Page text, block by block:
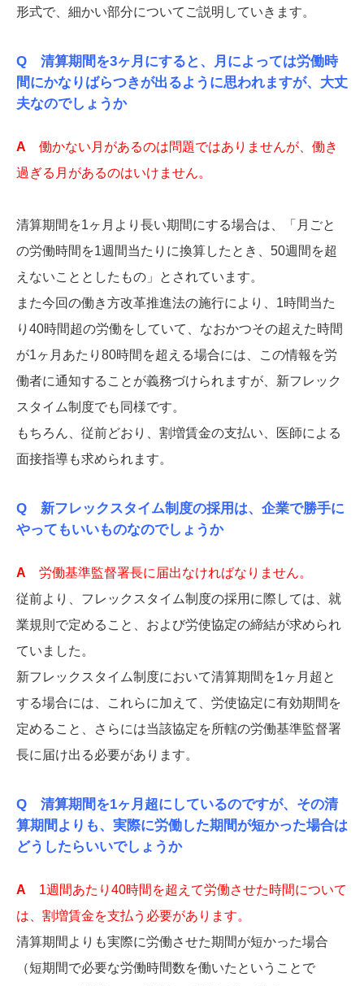
形式で、細かい部分についてご説明していきます。
Q 清算期間を3ヶ月にすると、月によっては労働時
間にかなりばらつきが出るように思われますが、大丈
夫なのでしょうか
A
働かない月があるのは問題ではありませんが、働き
過ぎる月があるのはいけません。
清算期間を1ヶ月より長い期間にする場合は、「月ごと
の労働時間を1週間当たりに換算したとき、50週間を超
えないこととしたもの」とされています。
また今回の働き方改革推進法の施行により、1時間当た
り40時間超の労働をしていて、なおかつその超えた時間
が1ヶ月あたり80時間を超える場合には、この情報を労
働者に通知することが義務づけられますが、新フレック
スタイム制度でも同様です。
もちろん、従前どおり、割増賃金の支払い、医師による
面接指導も求められます。
Q 新フレックスタイム制度の採用は、企業で勝手に
やってもいいものなのでしょうか
A
労働基準監督署長に届出なければなりません。
従前より、フレックスタイム制度の採用に際しては、就
業規則で定めること、および労使協定の締結が求められ
ていました。
新フレックスタイム制度において清算期間を1ヶ月超と
する場合には、これらに加えて、労使協定に有効期間を
定めること、さらには当該協定を所轄の労働基準監督署
長に届け出る必要があります。
Q 清算期間を1ヶ月超にしているのですが、その清
算期間よりも、実際に労働した期間が短かった場合は
どうしたらいいでしょうか
A
1週間あたり40時間を超えて労働させた時間について
は、割増賃金を支払う必要があります。
清算期間よりも実際に労働させた期間が短かった場合
（短期間で必要な労働時間数を働いたということで